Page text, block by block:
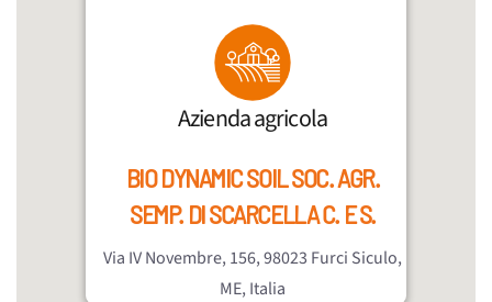
Azienda agricola
BIO DYNAMIC SOIL SOC. AGR.
SEMP. DI SCARCELLA C. E S.
Via IV Novembre, 156, 98023 Furci Siculo,
ME, Italia